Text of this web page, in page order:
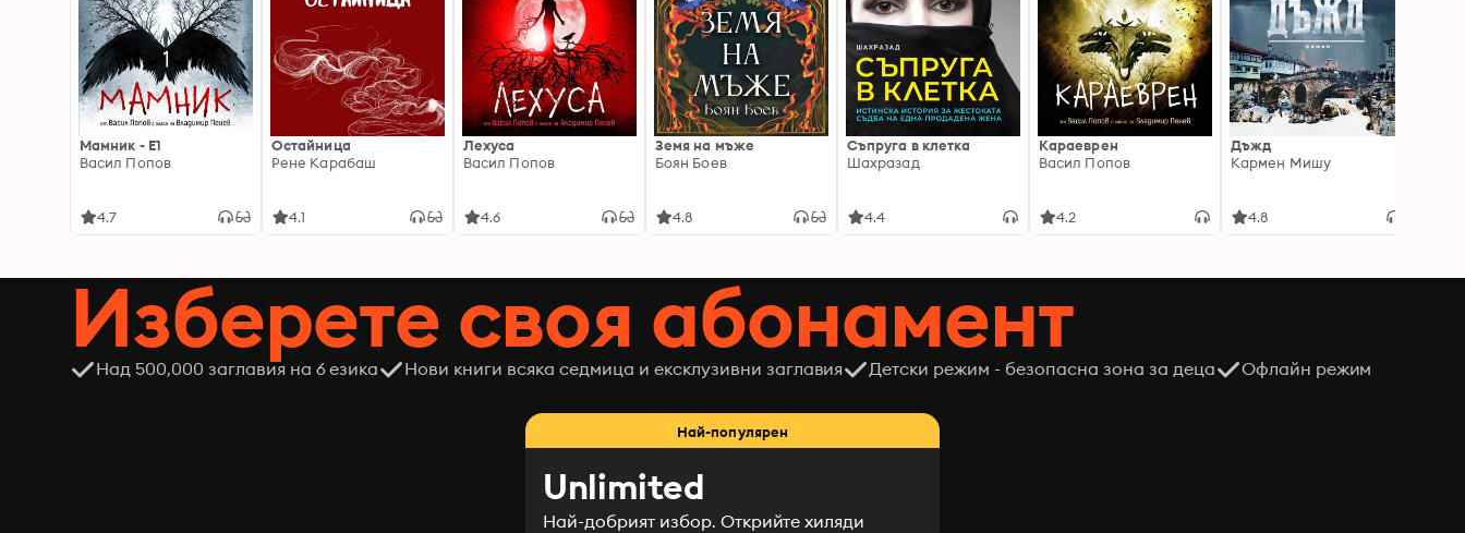
Мамник - E1
Васил Попов
4.7
Остайница
Рене Карабаш
4.1
Лехуса
Васил Попов
4.6
Земя на мъже
Боян Боев
4.8
Съпруга в клетка
Шахразад
4.4
Караеврен
Васил Попов
4.2
Дъжд
Кармен Мишу
4.8
Изберете своя абонамент
Над 500,000 заглавия на 6 езика Нови книги всяка седмица и ексклузивни заглавия Детски режим - безопасна зона за деца Офлайн режим
Най-популярен
Unlimited
Най-добрият избор. Открийте хиляди